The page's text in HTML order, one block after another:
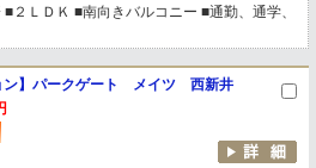
２ＬＤＫ ■南向きバルコニー ■通勤、通学、
ン】パークゲート メイツ 西新井